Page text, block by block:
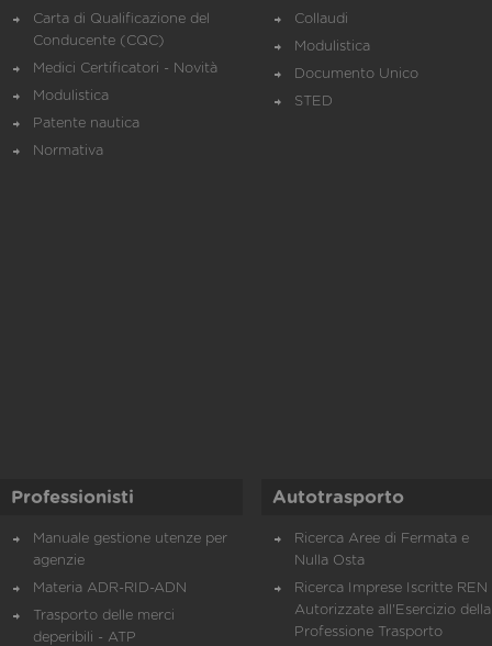
Carta di Qualificazione del
Conducente (CQC)
Medici Certificatori - Novità
Modulistica
Patente nautica
Normativa
Collaudi
Modulistica
Documento Unico
STED
Professionisti
Manuale gestione utenze per
agenzie
Materia ADR-RID-ADN
Trasporto delle merci
deperibili - ATP
Autotrasporto
Ricerca Aree di Fermata e
Nulla Osta
Ricerca Imprese Iscritte REN
Autorizzate all'Esercizio della
Professione Trasporto